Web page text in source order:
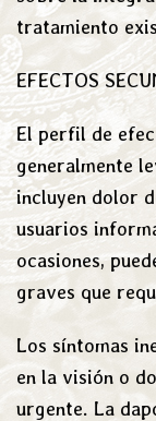
tratamiento
EFECTOS
El perfil de
generalmente
incluyen dolor
usuarios
ocasiones,
graves que
Los síntomas
en la visión o
urgente. La